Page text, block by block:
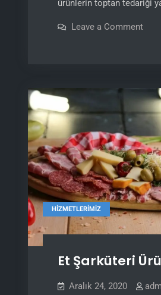
ürünlerin toptan tedariği
Leave a Commenton
HIZMETLERIMIZ
Et Şarküteri
Aralık 24, 2020